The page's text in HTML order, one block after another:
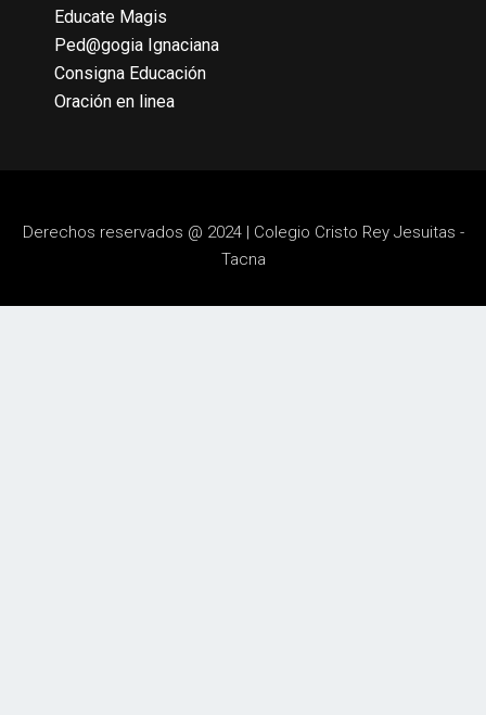
Educate Magis
Ped@gogia Ignaciana
Consigna Educación
Oración en linea
Derechos reservados @ 2024 | Colegio Cristo Rey Jesuitas -
Tacna